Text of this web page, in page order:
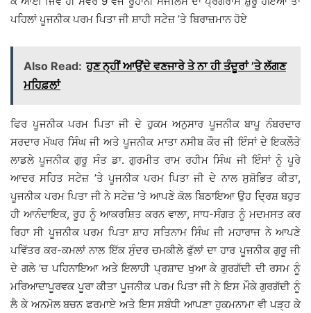
ਪਹਿਲਾਂ ਪੂਜਨੀਕ ਪਰਮ ਪਿਤਾ ਜੀ ਸ਼ਾਹੀ ਸਟੇਜ਼ ’ਤੇ ਬਿਰਾਜ਼ਮਾਨ ਹੋਏ
Also Read: ਹੁਣ ਨ੍ਹੀਂ ਆਉਂਦੇ ਵਣਜਾਰੇ ਤੇ ਨਾ ਹੀ ਤੰਦੂਰਾਂ ’ਤੇ ਲੱਗਣ
ਮਹਿਫ਼ਲਾਂ
ਫਿਰ ਪੂਜਨੀਕ ਪਰਮ ਪਿਤਾ ਜੀ ਦੇ ਹੁਕਮ ਅਨੁਸਾਰ ਪੂਜਨੀਕ ਬਾਪੂ ਨੰਬਰਦਾਰ
ਸਰਦਾਰ ਮੱਘਰ ਸਿੰਘ ਜੀ ਅਤੇ ਪੂਜਨੀਕ ਮਾਤਾ ਨਸੀਬ ਕੌਰ ਜੀ ਇੰਸਾਂ ਦੇ ਇਕਲੌਤੇ
ਲਾਡਲੇ ਪੂਜਨੀਕ ਗੁਰੂ ਸੰਤ ਡਾ. ਗੁਰਮੀਤ ਰਾਮ ਰਹੀਮ ਸਿੰਘ ਜੀ ਇੰਸਾਂ ਨੂੰ ਪੂਰੇ
ਆਦਰ ਸਹਿਤ ਸਟੇਜ਼ ’ਤੇ ਪੂਜਨੀਕ ਪਰਮ ਪਿਤਾ ਜੀ ਦੇ ਨਾਲ ਸੁਸ਼ੋਭਿਤ ਕੀਤਾ,
ਪੂਜਨੀਕ ਪਰਮ ਪਿਤਾ ਜੀ ਨੇ ਸਟੇਜ਼ ’ਤੇ ਆਪਣੇ ਕੋਲ ਬਿਠਾਇਆ ਉਹ ਦ੍ਰਿਸ਼ ਬਹੁਤ
ਹੀ ਆਨੰਦਾਇਕ, ਰੂਹ ਨੂੰ ਆਕਰਸ਼ਿਤ ਕਰਨ ਵਾਲਾ, ਸਾਧ-ਸੰਗਤ ਨੂੰ ਮਦਮਸਤ ਕਰ
ਰਿਹਾ ਸੀ ਪੂਜਨੀਕ ਪਰਮ ਪਿਤਾ ਸ਼ਾਹ ਸਤਿਨਾਮ ਸਿੰਘ ਜੀ ਮਹਾਰਾਜ ਨੇ ਆਪਣੇ
ਪਵਿੱਤਰ ਕਰ-ਕਮਲਾਂ ਨਾਲ ਇੱਕ ਸੁੰਦਰ ਚਮਕੀਲੇ ਫੁੱਲਾਂ ਦਾ ਹਾਰ ਪੂਜਨੀਕ ਗੁਰੂ ਜੀ
ਦੇ ਗਲੇ ’ਚ ਪਹਿਨਾਇਆ ਅਤੇ ਇਲਾਹੀ ਪ੍ਰਸ਼ਾਦ ਖੁਆ ਕੇ ਗੁਰਗੱਦੀ ਦੀ ਰਸਮ ਨੂੰ
ਮਰਿਆਦਾਪੂਰਵਕ ਪੂਰਾ ਕੀਤਾ ਪੂਜਨੀਕ ਪਰਮ ਪਿਤਾ ਜੀ ਨੇ ਇਸ ਮੌਕੇ ਗੁਰਗੱਦੀ ਨੂੰ
ਲੈ ਕੇ ਅਨਮੋਲ ਬਚਨ ਫਰਮਾਏ ਅਤੇ ਇਸ ਸਬੰਧੀ ਆਪਣਾ ਹੁਕਮਨਾਮਾ ਵੀ ਪੜ੍ਹ ਕੇ